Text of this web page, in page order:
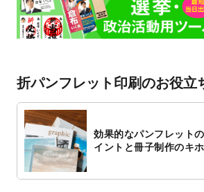
折パンフレット印刷のお役立
効果的なパンフレット
イントと冊子制作のキ